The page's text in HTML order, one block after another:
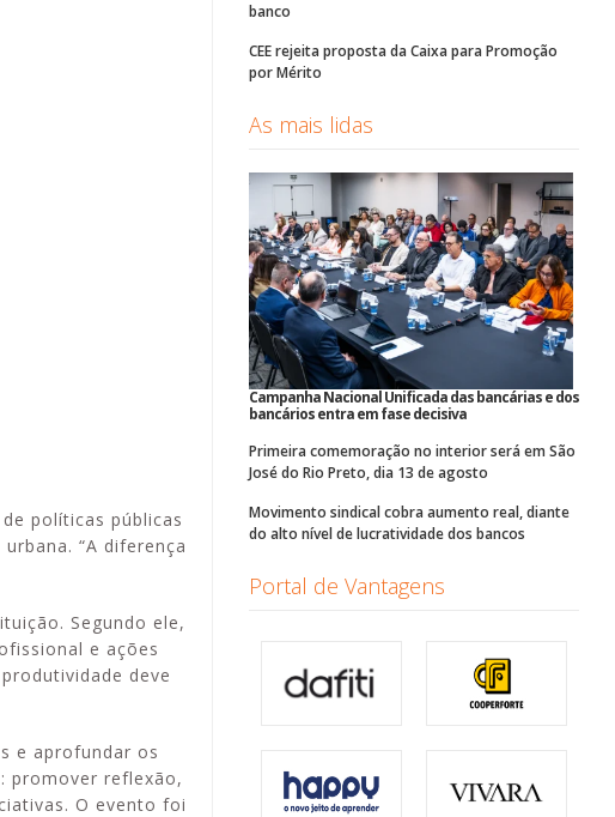
políticas públicas
“A diferença
Segundo ele,
e ações
deve
e aprofundar os
promover reflexão,
O evento foi
banco
CEE rejeita proposta da Caixa para Promoção
por Mérito
As mais lidas
Campanha Nacional Unificada das bancárias e dos
bancários entra em fase decisiva
Primeira comemoração no interior será em São
José do Rio Preto, dia 13 de agosto
Movimento sindical cobra aumento real, diante
do alto nível de lucratividade dos bancos
Portal de Vantagens